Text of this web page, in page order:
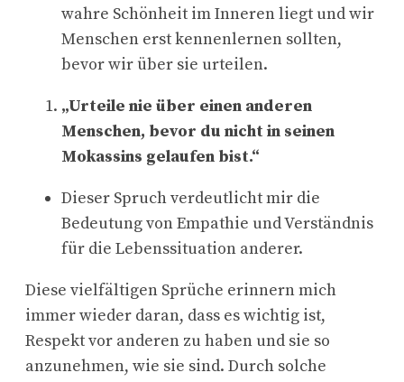
wahre Schönheit im Inneren liegt und wir
Menschen erst kennenlernen sollten,
bevor wir über sie urteilen.
„Urteile nie über einen anderen
Menschen, bevor du nicht in seinen
Mokassins gelaufen bist.“
Dieser Spruch verdeutlicht mir die
Bedeutung von Empathie und Verständnis
für die Lebenssituation anderer.
Diese vielfältigen Sprüche erinnern mich
immer wieder daran, dass es wichtig ist,
Respekt vor anderen zu haben und sie so
anzunehmen, wie sie sind. Durch solche